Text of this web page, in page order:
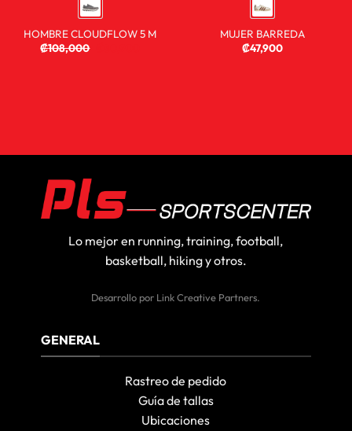
HOMBRE CLOUDFLOW 5 M
₡108,000
MUJER BARREDA
₡47,900
Lo mejor en running, training, football,
basketball, hiking y otros.
Desarrollo por Link Creative Partners.
GENERAL
Rastreo de pedido
Guía de tallas
Ubicaciones